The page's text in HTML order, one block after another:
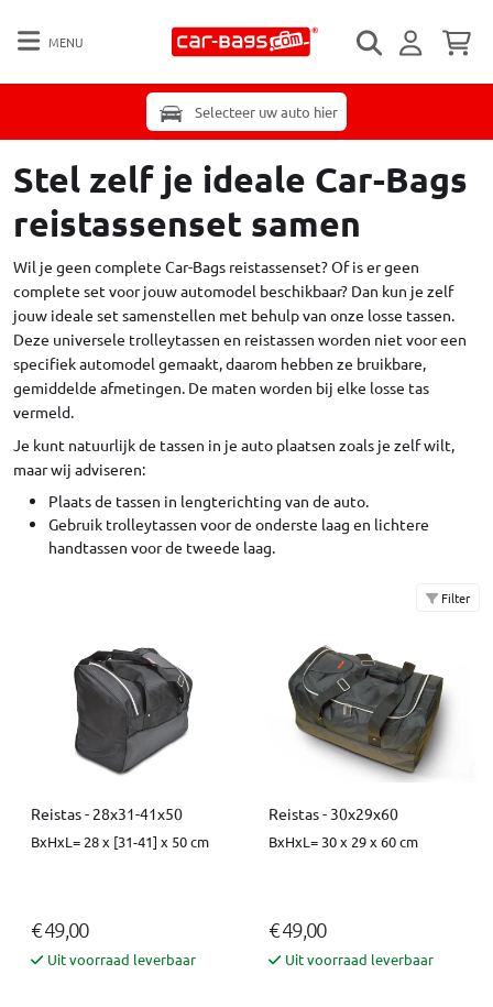
MENU
Selecteer uw auto hier
Stel zelf je ideale Car-Bags
reistassenset samen
Wil je geen complete Car-Bags reistassenset? Of is er geen
complete set voor jouw automodel beschikbaar? Dan kun je zelf
jouw ideale set samenstellen met behulp van onze losse tassen.
Deze universele trolleytassen en reistassen worden niet voor een
specifiek automodel gemaakt, daarom hebben ze bruikbare,
gemiddelde afmetingen. De maten worden bij elke losse tas
vermeld.
Je kunt natuurlijk de tassen in je auto plaatsen zoals je zelf wilt,
maar wij adviseren:
Plaats de tassen in lengterichting van de auto.
Gebruik trolleytassen voor de onderste laag en lichtere
handtassen voor de tweede laag.
Filter
Reistas - 28x31-41x50
BxHxL= 28 x [31-41] x 50 cm
€ 49,00
Uit voorraad leverbaar
Reistas - 30x29x60
BxHxL= 30 x 29 x 60 cm
€ 49,00
Uit voorraad leverbaar